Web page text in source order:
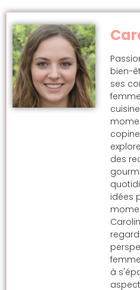
bien-
ses
des
idées
à